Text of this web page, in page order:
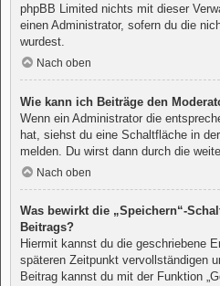
phpBB Limited nichts mit dieser
einen Administrator, sofern du die
wurdest.
Nach oben
Wie kann ich Beiträge den
Wenn ein Administrator die
hat, siehst du eine Schaltfläche in
melden. Du wirst dann durch die
Nach oben
Was bewirkt die „Speichern“-
Beitrags?
Hiermit kannst du die geschriebene
späteren Zeitpunkt vervollständigen
Beitrag kannst du mit der Funktion